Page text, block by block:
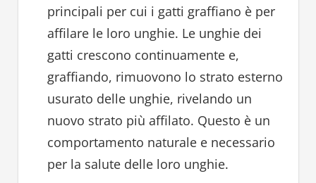
principali per cui i gatti graffiano è per
affilare le loro unghie. Le unghie dei
gatti crescono continuamente e,
graffiando, rimuovono lo strato esterno
usurato delle unghie, rivelando un
nuovo strato più affilato. Questo è un
comportamento naturale e necessario
per la salute delle loro unghie.